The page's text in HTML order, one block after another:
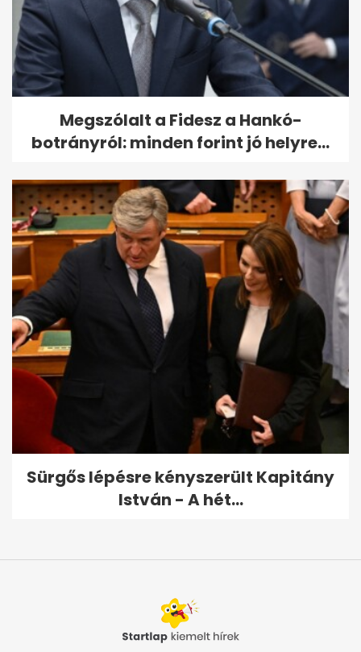
Megszólalt a Fidesz a Hankó-
botrányról: minden forint jó helyre...
Sürgős lépésre kényszerült Kapitány
István - A hét...